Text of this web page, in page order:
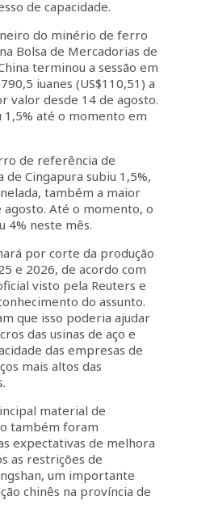
de capacidade.
do minério de ferro
Bolsa de Mercadorias de
terminou a sessão em
iuanes (US$110,51) a
valor desde 14 de agosto.
1,5% até o momento em
de referência de
de Cingapura subiu 1,5%,
também a maior
agosto. Até o momento, o
4% neste mês.
por corte da produção
e 2026, de acordo com
visto pela Reuters e
do assunto.
que isso poderia ajudar
das usinas de aço e
das empresas de
mais altos das
material de
também foram
expectativas de melhora
as restrições de
um importante
chinês na província de